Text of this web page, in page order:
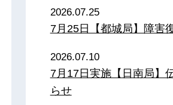
2026.07.25
7月25日【都城局】障害
2026.07.10
7月17日実施【日南局】
らせ